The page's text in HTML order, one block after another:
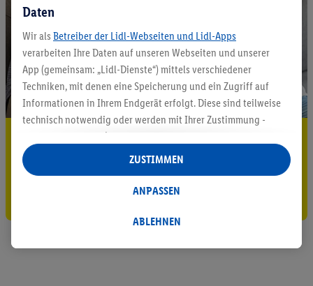
5.95 € Versand sparen³²ᵃ
Jetzt zum Newsletter anmelden
Gutschein sichern!
Daten
Wir als Betreiber der Lidl-Webseiten und Lidl-Apps
verarbeiten Ihre Daten auf unseren Webseiten und unserer
App (gemeinsam: „Lidl-Dienste“) mittels verschiedener
Techniken, mit denen eine Speicherung und ein Zugriff auf
Informationen in Ihrem Endgerät erfolgt. Diese sind teilweise
technisch notwendig oder werden mit Ihrer Zustimmung -
auch durch Partner (u.a.
Verantwortliche; im Zusammenhang mit dem IAB TCF
insgesamt
Statistik-Erstellung oder für personalisierte Werbung
Datenverarbeitungen für personalisierte Werbung werden
ABLEHNEN
ANPASSEN
ZUSTIMMEN